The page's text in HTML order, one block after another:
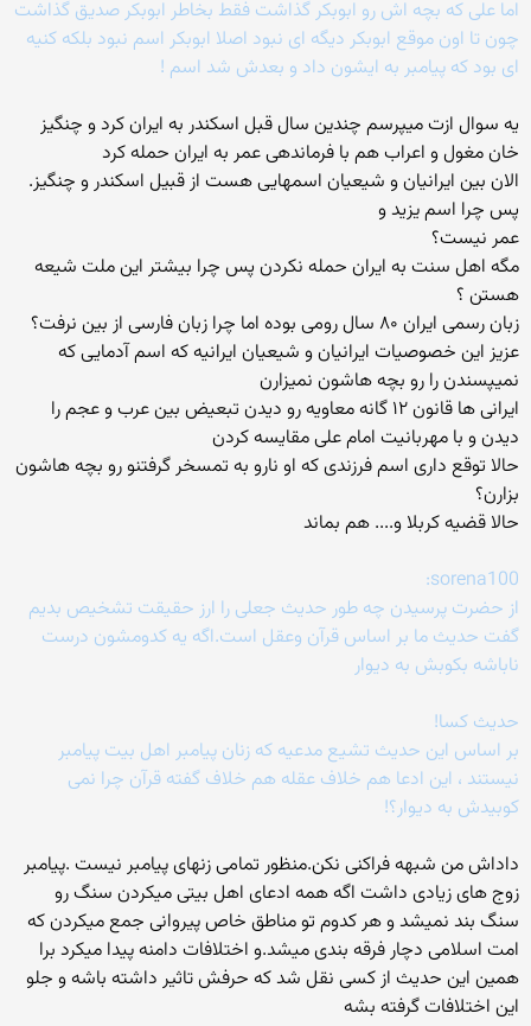
اما علی که بچه اش رو ابوبکر گذاشت فقط بخاطر ابوبکر صدیق گذاشت
چون تا اون موقع ابوبکر دیگه ای نبود اصلا ابوبکر اسم نبود بلکه کنیه
ای بود که پیامبر به ایشون داد و بعدش شد اسم !
یه سوال ازت میپرسم چندین سال قبل اسکندر به ایران کرد و چنگیز
خان مغول و اعراب هم با فرماندهی عمر به ایران حمله کرد
الان بین ایرانیان و شیعیان اسمهایی هست از قبیل اسکندر و چنگیز.
پس چرا اسم یزید و
عمر نیست؟
مگه اهل سنت به ایران حمله نکردن پس چرا بیشتر این ملت شیعه
هستن ؟
زبان رسمی ایران ۸۰ سال رومی بوده اما چرا زبان فارسی از بین نرفت؟
عزیز این خصوصیات ایرانیان و شیعیان ایرانیه که اسم آدمایی که
نمیپسندن را رو بچه هاشون نمیزارن
ایرانی ها قانون ۱۲ گانه معاویه رو دیدن تبعیض بین عرب و عجم را
دیدن و با مهربانیت امام علی مقایسه کردن
حالا توقع داری اسم فرزندی که او نارو به تمسخر گرفتنو رو بچه هاشون
بزارن؟
حالا قضیه کربلا و.... هم بماند
sorena100:
از حضرت پرسیدن چه طور حدیث جعلی را ارز حقیقت تشخیص بدیم
گفت حدیث ما بر اساس قرآن وعقل است.اگه یه کدومشون درست
ناباشه بکوبش به دیوار
حدیث کسا!
بر اساس این حدیث تشیع مدعیه که زنان پیامبر اهل بیت پیامبر
نیستند ، این ادعا هم خلاف عقله هم خلاف گفته قرآن چرا نمی
کوبیدش به دیوار؟!
داداش من شبهه فراکنی نکن.منظور تمامی زنهای پیامبر نیست .پیامبر
زوج های زیادی داشت اگه همه ادعای اهل بیتی میکردن سنگ رو
سنگ بند نمیشد و هر کدوم تو مناطق خاص پیروانی جمع میکردن که
امت اسلامی دچار فرقه بندی میشد.و اختلافات دامنه پیدا میکرد برا
همین این حدیث از کسی نقل شد که حرفش تاثیر داشته باشه و جلو
این اختلافات گرفته بشه